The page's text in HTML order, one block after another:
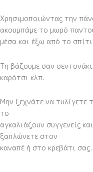
Χρησιμοποιώντας την
ακουμπάμε το μωρό
μέσα και έξω από το
Τη βάζουμε σαν
καρότσι κλπ.
Μην ξεχνάτε να τυλίγετε
το
αγκαλιάζουν συγγενείς
ξαπλώνετε στον
καναπέ ή στο κρεβάτι σας.